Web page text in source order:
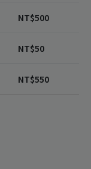
NT$500
NT$50
NT$550